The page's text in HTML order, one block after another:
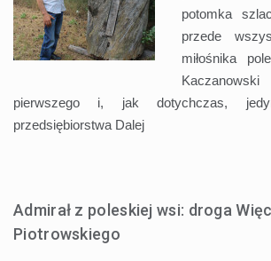
potomka
przede
miłośnika
Kaczanowski
pierwszego i, jak dotychczas,
przedsiębiorstwa Dalej
Admirał z poleskiej wsi: droga
Piotrowskiego